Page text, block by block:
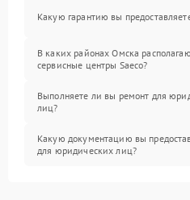
Какую гарантию вы
В каких районах Омска
сервисные центры Saeco?
Выполняете ли вы ремонт для
лиц?
Какую документацию вы
для юридических лиц?